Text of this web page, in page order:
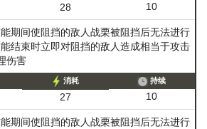
28 10
期间使阻挡的敌人战栗被阻挡后无法进行
能结束时立即对阻挡的敌人造成相当于攻击
伤害
消耗
27
持续
10
期间使阻挡的敌人战栗被阻挡后无法进行